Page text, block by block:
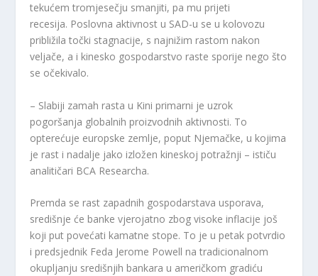
tekućem tromjesečju smanjiti, pa mu prijeti
recesija. Poslovna aktivnost u SAD-u se u kolovozu
približila točki stagnacije, s najnižim rastom nakon
veljače, a i kinesko gospodarstvo raste sporije nego što
se očekivalo.
– Slabiji zamah rasta u Kini primarni je uzrok
pogoršanja globalnih proizvodnih aktivnosti. To
opterećuje europske zemlje, poput Njemačke, u kojima
je rast i nadalje jako izložen kineskoj potražnji – ističu
analitičari BCA Researcha.
Premda se rast zapadnih gospodarstava usporava,
središnje će banke vjerojatno zbog visoke inflacije još
koji put povećati kamatne stope. To je u petak potvrdio
i predsjednik Feda Jerome Powell na tradicionalnom
okupljanju središnjih bankara u američkom gradiću